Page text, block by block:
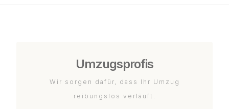
Umzugsprofis
Wir sorgen dafür, dass Ihr Umzug
reibungslos verläuft.